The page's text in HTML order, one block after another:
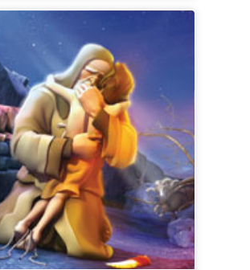
Eva trouxeram o pecado ao mundo
desobediência. As crianças
Deus é amoroso, perdoador e
plano maravilhoso para o futuro!
de visualizar previamente o vídeo
deste curso, pois algumas
ser fortes ou intensas demais
pequenas. A versão resumida é
O mesmo se aplica aos vídeos
e Sinais.
A DEUS
Honrarei a Deus, meu Criador, e